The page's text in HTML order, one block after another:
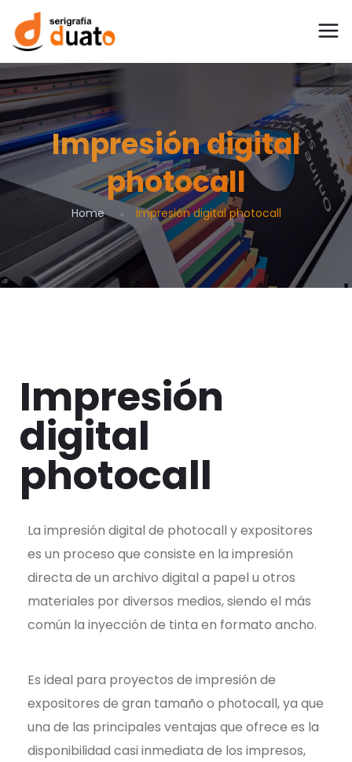
Impresión digital
photocall
Home Impresión digital photocall
Impresión
digital
photocall
La impresión digital de photocall y expositores
es un proceso que consiste en la impresión
directa de un archivo digital a papel u otros
materiales por diversos medios, siendo el más
común la inyección de tinta en formato ancho.
Es ideal para proyectos de impresión de
expositores de gran tamaño o photocall, ya que
una de las principales ventajas que ofrece es la
disponibilidad casi inmediata de los impresos,